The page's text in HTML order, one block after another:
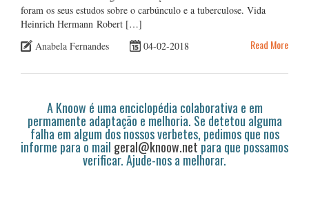
foram os seus estudos sobre o carbúnculo e a tuberculose. Vida
Heinrich Hermann Robert […]
Anabela Fernandes
04-02-2018 Read More
A Knoow é uma enciclopédia colaborativa e em
permamente adaptação e melhoria. Se detetou alguma
falha em algum dos nossos verbetes, pedimos que nos
informe para o mail geral@knoow.netpara que possamos
verificar. Ajude-nos a melhorar.